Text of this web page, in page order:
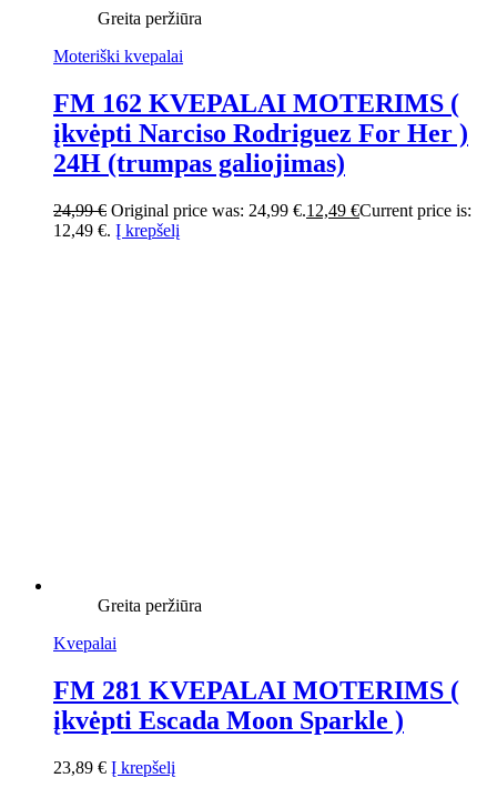
Greita peržiūra
Moteriški kvepalai
FM 162 KVEPALAI MOTERIMS (
įkvėpti Narciso Rodriguez For Her )
24H (trumpas galiojimas)
24,99€ Original price was: 24,99 €.12,49 €Current price is:
12,49 €. Į krepšelį
Greita peržiūra
Kvepalai
FM 281 KVEPALAI MOTERIMS (
įkvėpti Escada Moon Sparkle )
23,89 € Į krepšelį